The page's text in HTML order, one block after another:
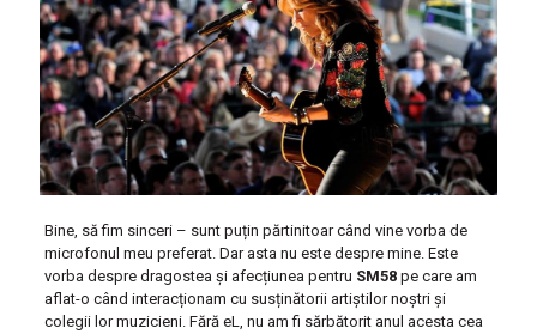
Bine, să fim sinceri – sunt puțin părtinitoar când vine vorba de
microfonul meu preferat. Dar asta nu este despre mine. Este
vorba despre dragostea și afecțiunea pentru SM58pe care am
aflat-o când interacționam cu susținătorii artiștilor noștri și
colegii lor muzicieni. Fără eL, nu am fi sărbătorit anul acesta cea